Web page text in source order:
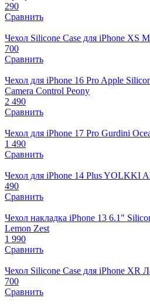
290
Сравнить
Чехол Silicone Case для iPhone XS
700
Сравнить
Чехол для iPhone 16 Pro Apple
Camera Control Peony
2 490
Сравнить
Чехол для iPhone 17 Pro Gurdini
1 490
Сравнить
Чехол для iPhone 14 Plus YOLKKI
490
Сравнить
Чехол накладка iPhone 13 6.1"
Lemon Zest
1 990
Сравнить
Чехол Silicone Case для iPhone XR
700
Сравнить